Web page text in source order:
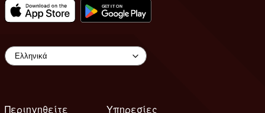
Περιηγηθείτε
Υπηρεσίες